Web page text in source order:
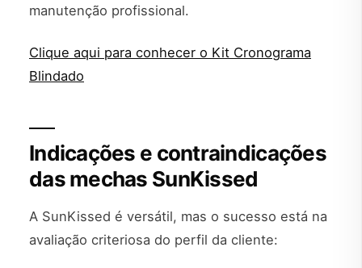
manutenção profissional.
Clique aqui para conhecer o Kit Cronograma
Blindado
Indicações e contraindicações
das mechas SunKissed
A SunKissed é versátil, mas o sucesso está na
avaliação criteriosa do perfil da cliente: